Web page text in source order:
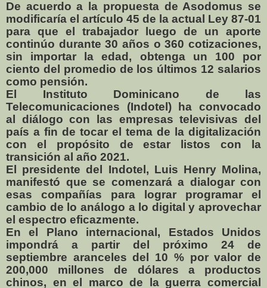
De acuerdo a la propuesta de Asodomus se
modificaría el artículo 45 de la actual Ley 87-01
para que el trabajador luego de un aporte
continúo durante 30 años o 360 cotizaciones,
sin importar la edad, obtenga un 100 por
ciento del promedio de los últimos 12 salarios
como pensión.
El Instituto Dominicano de las
Telecomunicaciones (Indotel) ha convocado
al diálogo con las empresas televisivas del
país a fin de tocar el tema de la digitalización
con el propósito de estar listos con la
transición al año 2021.
El presidente del Indotel, Luis Henry Molina,
manifestó que se comenzará a dialogar con
esas compañías para lograr programar el
cambio de lo análogo a lo digital y aprovechar
el espectro eficazmente.
En el Plano internacional, Estados Unidos
impondrá a partir del próximo 24 de
septiembre aranceles del 10 % por valor de
200,000 millones de dólares a productos
chinos, en el marco de la guerra comercial